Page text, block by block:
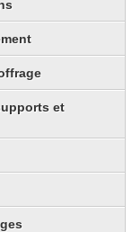
et